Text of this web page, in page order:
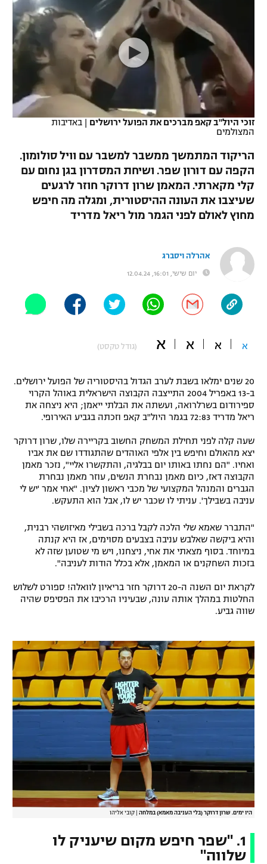
VOD
רץ ברשת
תוצאות
לוח שידורים
ברחבה
תקנון עבור פעילות אלקטרה
תקנון עבור פעילות ספורט 1 – "מרלן"
גיימינג E-Sports
תנאי שימוש
מדיניות פרטיות
תקנון פעילות ספורט 1
רשיון להקרנה פומבית לבית עסק
לוח דרושים – ג'ובנט
המגזין
נבחרת ישראל
מכבי חיפה
בית"ר ירושלים
מכבי תל אביב
הפועל תל אביב
הפועל חיפה
הפועל באר שבע
מכבי נתניה
ליגה ספרדית
ליגה איטלקית
ליגה צרפתית
ליגה הולנדית
ליגה סינית
ליגה ברזילאית
כדורסל נשים
מכבי תל אביב
הפועל חולון
הפועל ירושלים
דני אבדיה
יורוקאפ
טניס
כדוריד
כדורעף
שחייה
אגרוף
ספורט אולימפי
היאבקות WWE
אופניים
כדורמים
פוטבול אמריקאי NFL
בייסבול MLB
ספורט אתגרי ואקסטרים
אומנויות לחימה
גיימינג E-Sports
זוכי היול"ב קאפ מברכים את הפועל ירושלים | באדיבות
המצולמים
הריקוד המתמשך ממשבר למשבר עם וויל סולומון.
הקפה עם דורון שפר. ושיחת המסדרון בגן נחום עם
קלי מקארתי. המאמן שרון דרוקר חוזר לרגעים
שעיצבו את העונה ההיסטורית, ומגלה מה חיפש
מחוץ לאולם לפני הגמר מול ריאל מדריד
אהרלה ויסברג
יום שישי, 16:01, 12.04.24
א א א א (גודל טקסט)
20 שנים ימלאו בשבת לערב הגדול בהיסטוריה של הפועל ירושלים.
ב-13 באפריל 2004 התייצבה הקבוצה הישראלית באוהל הקרוי
ספירודום בשרלרואה, ועשתה את הבלתי ייאמן; היא ניצחה את
ריאל מדריד 72:83 בגמר היול"ב קאפ וזכתה בגביע האירופי.
שעה קלה לפני תחילת המשחק החשוב בקריירה שלו, שרון דרוקר
יצא מהאולם וחיפש בין אלפי האוהדים שהתגודדו שם את אביו
ואחיו. "הם נחתו באותו יום בבלגיה, והתקשרו אליי", נזכר מאמן
הקבוצה דאז, כיום מאמן נבחרת הנשים, עוזר מאמן נבחרת
הגברים והמנהל המקצועי של מכבי ראשון לציון. "אחי אמר 'יש לי
עניבה בשבילך'. עניתי לו שכבר יש לו, אבל הוא התעקש.
"התברר שאמא שלי הלכה לקבל ברכה בשבילי מאיזושהי רבנית,
והיא ביקשה שאלבש עניבה בצבעים מסוימים, אז היא קנתה
במיוחד. בסוף מצאתי את אחי, ניצחנו, ויש מי שטוען שזה לא
בזכות השחקנים או המאמן, אלא בכלל הודות לעניבה".
לקראת יום השנה ה-20 דרוקר חזר בריאיון לוואלה! ספורט לשלוש
החלטות במהלך אותה עונה, שבעיניו הרכיבו את הפסיפס שהיה
שווה גביע.
היו ימים. שרון דרוקר (בלי העניבה מאמא) במלחה קובי אליהו
1. "שפר חיפש מקום שיעניק לו
שלווה"